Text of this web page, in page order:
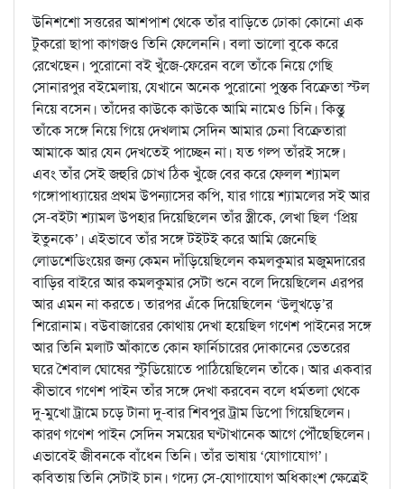
উনিশশো সত্তরের আশপাশ থেকে তাঁর বাড়িতে ঢোকা কোনো এক
টুকরো ছাপা কাগজও তিনি ফেলেননি। বলা ভালো বুকে করে
রেখেছেন। পুরোনো বই খুঁজে-ফেরেন বলে তাঁকে নিয়ে গেছি
সোনারপুর বইমেলায়, যেখানে অনেক পুরোনো পুস্তক বিক্রেতা স্টল
নিয়ে বসেন। তাঁদের কাউকে কাউকে আমি নামেও চিনি। কিন্তু
তাঁকে সঙ্গে নিয়ে গিয়ে দেখলাম সেদিন আমার চেনা বিক্রেতারা
আমাকে আর যেন দেখতেই পাচ্ছেন না। যত গল্প তাঁরই সঙ্গে।
এবং তাঁর সেই জহুরি চোখ ঠিক খুঁজে বের করে ফেলল শ্যামল
গঙ্গোপাধ্যায়ের প্রথম উপন্যাসের কপি, যার গায়ে শ্যামলের সই আর
সে-বইটা শ্যামল উপহার দিয়েছিলেন তাঁর স্ত্রীকে, লেখা ছিল ‘প্রিয়
ইতুনকে’। এইভাবে তাঁর সঙ্গে টইটই করে আমি জেনেছি
লোডশেডিংয়ের জন্য কেমন দাঁড়িয়েছিলেন কমলকুমার মজুমদারের
বাড়ির বাইরে আর কমলকুমার সেটা শুনে বলে দিয়েছিলেন এরপর
আর এমন না করতে। তারপর এঁকে দিয়েছিলেন ‘উলুখড়ে’র
শিরোনাম। বউবাজারের কোথায় দেখা হয়েছিল গণেশ পাইনের সঙ্গে
আর তিনি মলাট আঁকাতে কোন ফার্নিচারের দোকানের ভেতরের
ঘরে শৈবাল ঘোষের স্টুডিয়োতে পাঠিয়েছিলেন তাঁকে। আর একবার
কীভাবে গণেশ পাইন তাঁর সঙ্গে দেখা করবেন বলে ধর্মতলা থেকে
দু-মুখো ট্রামে চড়ে টানা দু-বার শিবপুর ট্রাম ডিপো গিয়েছিলেন।
কারণ গণেশ পাইন সেদিন সময়ের ঘণ্টাখানেক আগে পৌঁছেছিলেন।
এভাবেই জীবনকে বাঁধেন তিনি। তাঁর ভাষায় ‘যোগাযোগ’।
কবিতায় তিনি সেটাই চান। গদ্যে সে-যোগাযোগ অধিকাংশ ক্ষেত্রেই